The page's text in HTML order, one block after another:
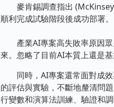
麥肯錫調查指出 (McKinsey,
順利完成試驗階段後成功部署。
產業AI專案高失敗率原因眾
來。忽略了目前AI本質上還是
同時，AI專案還常面對成效
的評估與實驗，不斷地釐清問
行變數和演算法訓練、驗證和